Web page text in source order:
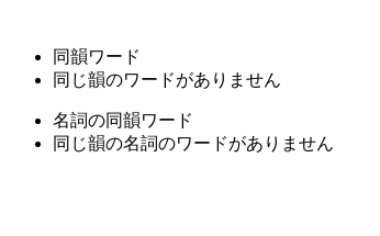
同韻ワード
同じ韻のワードがありません
名詞の同韻ワード
同じ韻の名詞のワードがありません